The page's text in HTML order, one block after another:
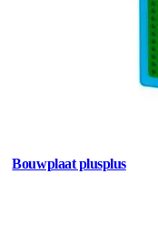
Bouwplaat plusplus